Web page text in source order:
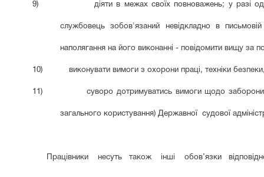
9) діяти в межах своїх повноважень; у разі
службовець зобов'язаний невідкладно в
наполягання на його виконанні - повідомити вищу за
10) виконувати вимоги з охорони праці, техніки
11) суворо дотримуватись вимоги щодо
загального користування) Державної судової
Працівники несуть також інші обов’язки